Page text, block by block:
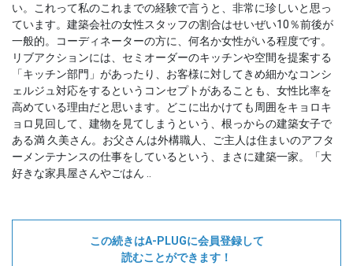
い。これって私のこれまでの経験で言うと、非常に珍しいと思っ
ています。建築会社の女性スタッフの割合はせいぜい10％前後が
一般的。コーディネーターの方に、何名か女性がいる程度です。
リブアクションには、セミオーダーのキッチンや空間を提案する
「キッチン部門」があったり、お客様に対してきめ細かなコンシ
ェルジュ対応をするというコンセプトがあることも、女性比率を
高めている理由だと思います。どこに出かけても周囲をキョロキ
ョロ見回して、建物を見てしまうという、根っからの建築女子で
ある満 久美さん。お父さんは外構職人、ご主人は住まいのアフタ
ーメンテナンスの仕事をしているという、まさに建築一家。「大
好きな家具屋さんやごはん ..
この続きはA-PLUGに会員登録して
読むことができます！